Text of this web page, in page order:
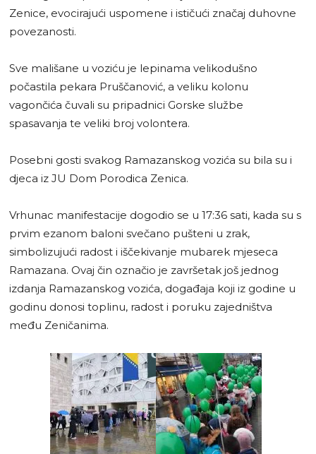
Zenice, evocirajući uspomene i ističući značaj duhovne
povezanosti.
Sve mališane u voziću je lepinama velikodušno
počastila pekara Pruščanović, a veliku kolonu
vagončića čuvali su pripadnici Gorske službe
spasavanja te veliki broj volontera.
Posebni gosti svakog Ramazanskog vozića su bila su i
djeca iz JU Dom Porodica Zenica.
Vrhunac manifestacije dogodio se u 17:36 sati, kada su s
prvim ezanom baloni svečano pušteni u zrak,
simbolizujući radost i iščekivanje mubarek mjeseca
Ramazana. Ovaj čin označio je završetak još jednog
izdanja Ramazanskog vozića, događaja koji iz godine u
godinu donosi toplinu, radost i poruku zajedništva
među Zeničanima.